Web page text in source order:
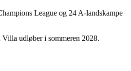
League og 24 A-landskampe
Villa udløber i sommeren 2028.